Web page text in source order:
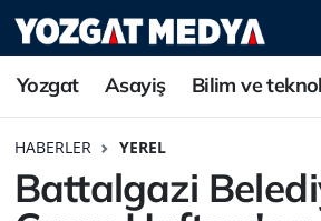
Yozgat Asayiş Bilim ve
HABERLER YEREL
Battalgazi